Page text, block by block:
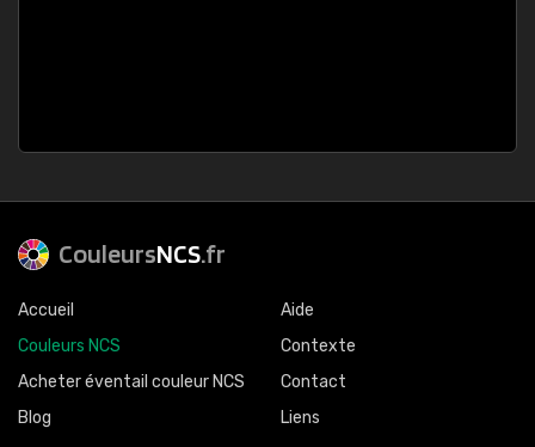
CouleursNCS.fr
Accueil
Couleurs NCS
Acheter éventail couleur NCS
Blog
Aide
Contexte
Contact
Liens